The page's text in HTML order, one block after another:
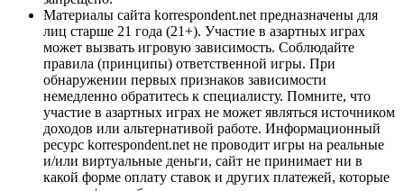
Материалы сайта korrespondent.net предназначены для
лиц старше 21 года (21+). Участие в азартных играх
может вызвать игровую зависимость. Соблюдайте
правила (принципы) ответственной игры. При
обнаружении первых признаков зависимости
немедленно обратитесь к специалисту. Помните, что
участие в азартных играх не может являться источником
доходов или альтернативой работе. Информационный
ресурс korrespondent.net не проводит игры на реальные
и/или виртуальные деньги, сайт не принимает ни в
какой форме оплату ставок и других платежей, которые